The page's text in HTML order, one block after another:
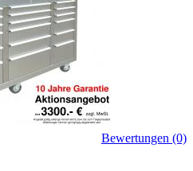
Bewertungen (0)